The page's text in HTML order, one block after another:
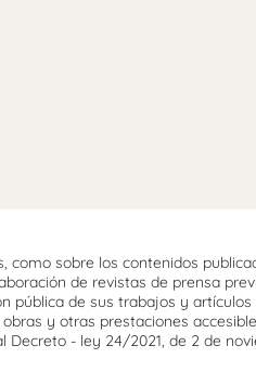
sobre los contenidos
de revistas de prensa
pública de sus trabajos y
y otras prestaciones
- ley 24/2021, de 2 de